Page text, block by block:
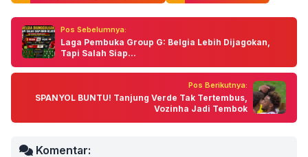
Pos Sebelumnya:
Laga Pembuka Group G: Belgia Lebih Dijagokan,
Tapi Salah Siap...
Pos Berikutnya:
SPANYOL BUNTU! Tanjung Verde Tak Tertembus,
Vozinha Jadi Tembok
Komentar: